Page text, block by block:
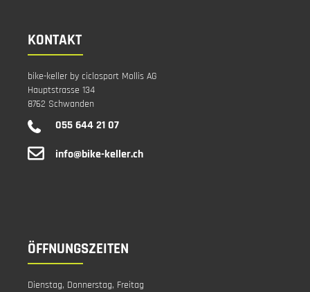
KONTAKT
bike-keller by ciclosport Mollis AG
Hauptstrasse 134
8762 Schwanden
055 644 21 07
info@bike-keller.ch
ÖFFNUNGSZEITEN
Dienstag, Donnerstag, Freitag